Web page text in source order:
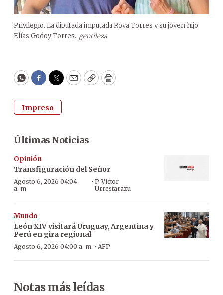
Privilegio. La diputada imputada Roya Torres y su joven hijo,
Elías Godoy Torres. gentileza
WhatsApp
Facebook
Twitter
EmailCopyPrint
Impreso
Últimas Noticias
Opinión
Transfiguración del Señor
Agosto 6, 2026 04:04
a. m.
· P. Víctor
Urrestarazu
Mundo
León XIV visitará Uruguay, Argentina y
Perú en gira regional
Agosto 6, 2026 04:00 a. m. · AFP
Notas más leídas